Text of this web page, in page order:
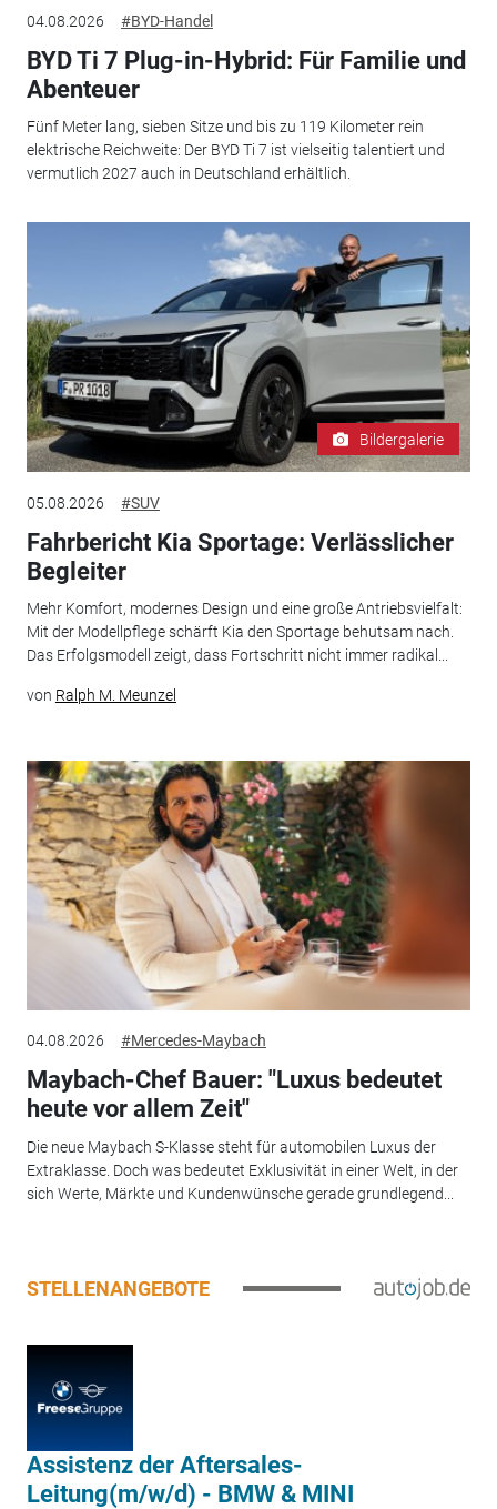
04.08.2026 #BYD-Handel
BYD Ti 7 Plug-in-Hybrid: Für Familie und
Abenteuer
Fünf Meter lang, sieben Sitze und bis zu 119 Kilometer rein
elektrische Reichweite: Der BYD Ti 7 ist vielseitig talentiert und
vermutlich 2027 auch in Deutschland erhältlich.
Bildergalerie
05.08.2026 #SUV
Fahrbericht Kia Sportage: Verlässlicher
Begleiter
Mehr Komfort, modernes Design und eine große Antriebsvielfalt:
Mit der Modellpflege schärft Kia den Sportage behutsam nach.
Das Erfolgsmodell zeigt, dass Fortschritt nicht immer radikal...
von Ralph M. Meunzel
04.08.2026 #Mercedes-Maybach
Maybach-Chef Bauer: "Luxus bedeutet
heute vor allem Zeit"
Die neue Maybach S-Klasse steht für automobilen Luxus der
Extraklasse. Doch was bedeutet Exklusivität in einer Welt, in der
sich Werte, Märkte und Kundenwünsche gerade grundlegend...
STELLENANGEBOTE
Assistenz der Aftersales-
Leitung(m/w/d) - BMW & MINI